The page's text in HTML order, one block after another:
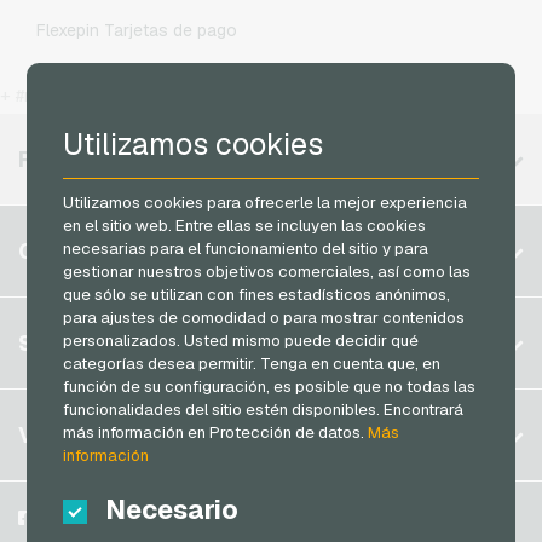
Utilizamos cookies
Utilizamos cookies para ofrecerle la mejor experiencia
en el sitio web. Entre ellas se incluyen las cookies
necesarias para el funcionamiento del sitio y para
gestionar nuestros objetivos comerciales, así como las
que sólo se utilizan con fines estadísticos anónimos,
para ajustes de comodidad o para mostrar contenidos
personalizados. Usted mismo puede decidir qué
categorías desea permitir. Tenga en cuenta que, en
función de su configuración, es posible que no todas las
funcionalidades del sitio estén disponibles. Encontrará
más información en Protección de datos.Más
información
Necesario
Flexepin Tarjetas de pago
Jetoncash Tarjetas de pago
Neosurf Tarjetas de pago
PCS Tarjetas de pago
Razer Gold Tarjetas de pago
Transcash Tarjetas de pago
REGIONES DISPONIBLES
Bélgica
Brasil
Alemania (DE)
Alemania (EN)
Francia
Austria
CUENTA
Registrar
Iniciar sesión
Mi carrito
SERVICIO
FAQ
Modos de pago
Condiciones generales
Derecho de revocación
VGO-SHOP
Sobre nosotros
Facebook